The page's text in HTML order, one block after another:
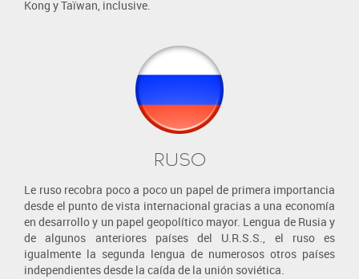
Kong y Taïwan, inclusive.
RUSO
Le ruso recobra poco a poco un papel de primera importancia
desde el punto de vista internacional gracias a una economía
en desarrollo y un papel geopolítico mayor. Lengua de Rusia y
de algunos anteriores países del U.R.S.S., el ruso es
igualmente la segunda lengua de numerosos otros países
independientes desde la caída de la unión soviética.